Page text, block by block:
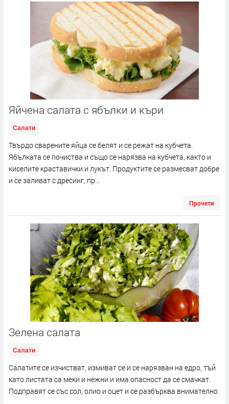
Яйчена салата с ябълки и къри
Салати
Твърдо сварените яйца се белят и се режат на кубчета.
Ябълката се почиства и също се нарязва на кубчета, както и
киселите краставички и лукът. Продуктите се размесват добре
и се заливат с дресинг, пр...
Прочети
Зелена салата
Салати
Салатите се изчистват, измиват се и се нарязван на едро, тъй
като листата са меки и нежни и има опасност да се смачкат.
Подправят се със сол, олио и оцет и се разбърква внимателно.